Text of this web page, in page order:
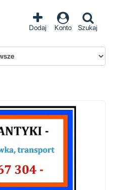
Dodaj Konto Szukaj